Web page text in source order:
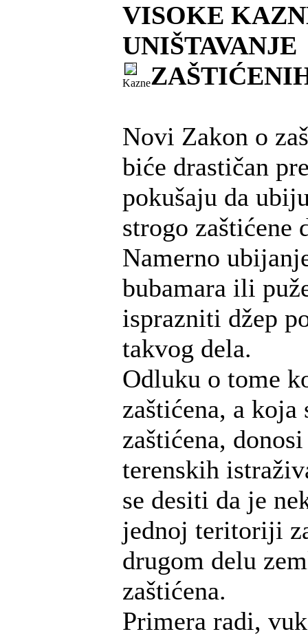
VISOKE
UNIŠTAVANJE
Kazne
Novi Zakon o
biće drastičan
pokušaju da
strogo zaštićene
Namerno
bubamara ili
isprazniti džep
takvog dela.
Odluku o tome
zaštićena, a koja
zaštićena,
terenskih
se desiti da je
jednoj teritoriji
drugom delu
zaštićena.
Primera radi,